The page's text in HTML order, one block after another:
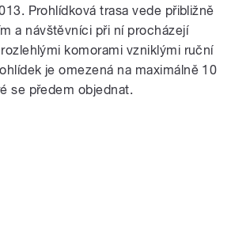
Prohlídková trasa vede přibližně
a návštěvníci při ní procházejí
komorami vzniklými ruční
je omezená na maximálně 10
se předem objednat.